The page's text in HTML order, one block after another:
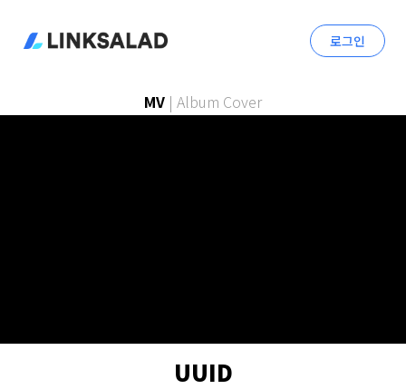
로그인
MV | Album Cover
UUID